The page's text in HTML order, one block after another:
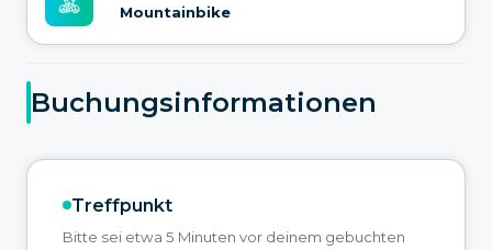
Mountainbike
Buchungsinformationen
Treffpunkt
Bitte sei etwa 5 Minuten vor deinem gebuchten